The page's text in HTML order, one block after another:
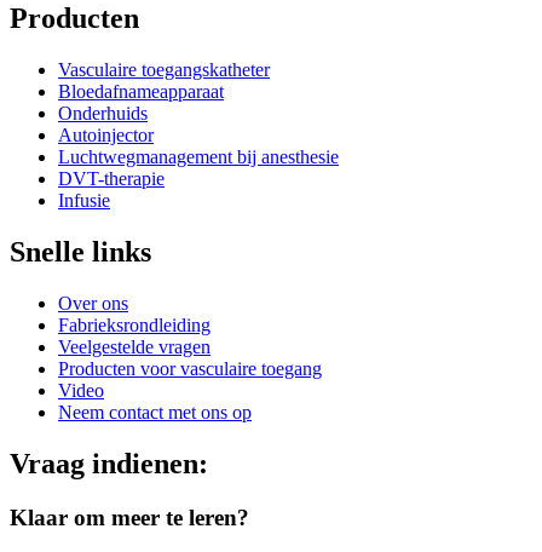
Producten
Vasculaire toegangskatheter
Bloedafnameapparaat
Onderhuids
Autoinjector
Luchtwegmanagement bij anesthesie
DVT-therapie
Infusie
Snelle links
Over ons
Fabrieksrondleiding
Veelgestelde vragen
Producten voor vasculaire toegang
Video
Neem contact met ons op
Vraag indienen:
Klaar om meer te leren?